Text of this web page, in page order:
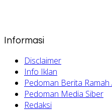
Informasi
Disclaimer
Info Iklan
Pedoman Berita Ramah
Pedoman Media Siber
Redaksi